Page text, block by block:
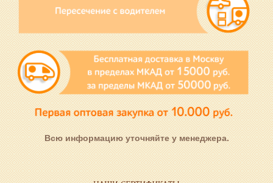
Всю информацию уточняйте у менеджера.